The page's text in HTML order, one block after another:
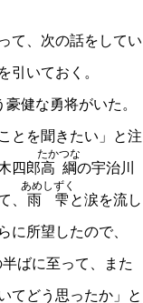
て、次の話をしてい
引いておく。
健な勇将がいた。
とを聞きたい」と注
四郎高綱
たかつな
の宇治川
、 雨雫
あめしずく
と涙を流し
に所望したので、
ばに至って、また
てどう思ったか」と